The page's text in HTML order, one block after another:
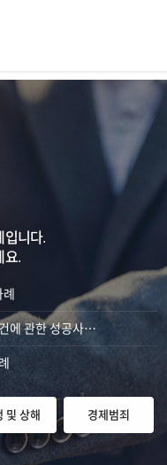
입니다.
.
에 관한 성공사…
및 상해 경제범죄